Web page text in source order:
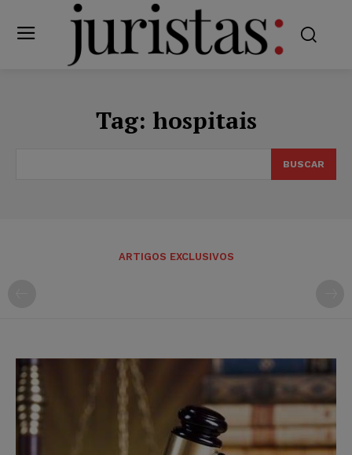
Tag: hospitais
BUSCAR
ARTIGOS EXCLUSIVOS